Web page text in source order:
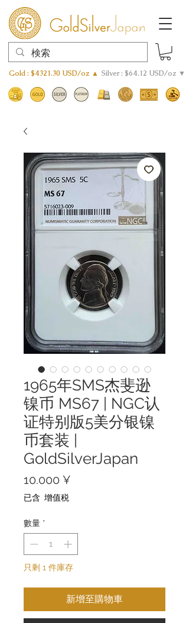
Gold : $4321.30 USD/oz ▲ Silver : $64.12 USD/oz ▼
1965年SMS杰斐逊
镍币 MS67 | NGC认
证特别版5美分银镍
币套装 |
GoldSilverJapan
10.000 ¥
已含 增值税
數量 *
只剩 1 件庫存
新增至購物車